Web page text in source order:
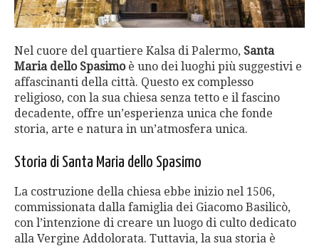
Nel cuore del quartiere Kalsa di Palermo, Santa
Maria dello Spasimoè uno dei luoghi più suggestivi e
affascinanti della città. Questo ex complesso
religioso, con la sua chiesa senza tetto e il fascino
decadente, offre un’esperienza unica che fonde
storia, arte e natura in un’atmosfera unica.
Storia di Santa Maria dello Spasimo
La costruzione della chiesa ebbe inizio nel 1506,
commissionata dalla famiglia dei Giacomo Basilicò,
con l’intenzione di creare un luogo di culto dedicato
alla Vergine Addolorata. Tuttavia, la sua storia è